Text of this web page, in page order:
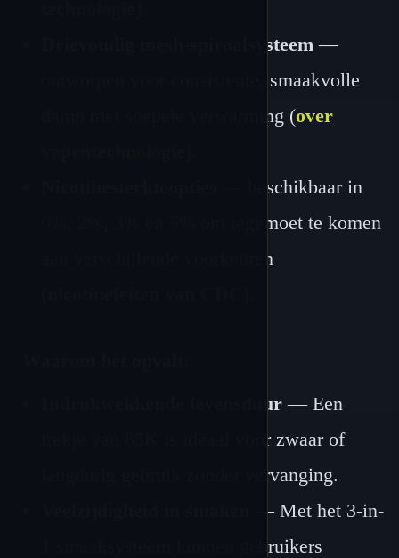
Drievoudig mesh-spiraalsysteem—
ontworpen voor consistente, smaakvolle
damp met soepele verwarming (over
— beschikbaar in
0%, 2%, 3% en 5% om tegemoet te komen
aan verschillende voorkeuren
Indrukwekkende levensduur— Een
trekje van 85K is ideaal voor zwaar of
langdurig gebruik zonder vervanging.
— Met het 3-in-
1 smaaksysteem kunnen gebruikers